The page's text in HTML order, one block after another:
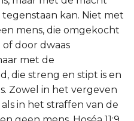
kan. Niet met
mens, die omgekocht
door dwaas
met de
die streng en stipt is en
Zowel in het vergeven
in het straffen van de